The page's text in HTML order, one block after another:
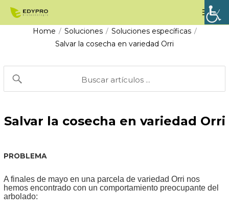
contenidoHome / Soluciones / Soluciones específicas /
Salvar la cosecha en variedad Orri
Salvar la cosecha en variedad Orri
PROBLEMA
A finales de mayo en una parcela de variedad Orri nos
hemos encontrado con un comportamiento preocupante del
arbolado: